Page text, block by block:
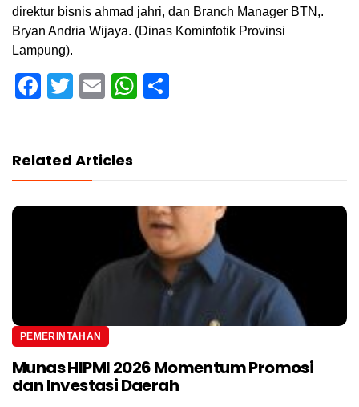
direktur bisnis ahmad jahri, dan Branch Manager BTN,.
Bryan Andria Wijaya. (Dinas Kominfotik Provinsi
Lampung).
Facebook
Twitter
EmailWhatsApp
Related Articles
PEMERINTAHAN
Munas HIPMI 2026 Momentum Promosi
dan Investasi Daerah